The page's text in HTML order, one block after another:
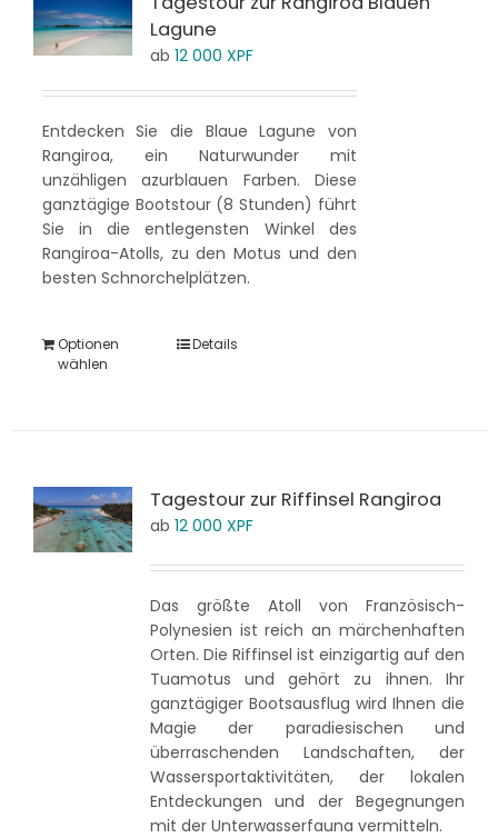
Lagune
ab 12 000 XPF
Entdecken Sie die Blaue Lagune von
Rangiroa, ein Naturwunder mit
unzähligen azurblauen Farben. Diese
ganztägige Bootstour (8 Stunden) führt
Sie in die entlegensten Winkel des
Rangiroa-Atolls, zu den Motus und den
besten Schnorchelplätzen.
Optionen
wählen
Details
Tagestour zur Riffinsel Rangiroa
ab 12 000 XPF
Das größte Atoll von Französisch-
Polynesien ist reich an märchenhaften
Orten. Die Riffinsel ist einzigartig auf den
Tuamotus und gehört zu ihnen. Ihr
ganztägiger Bootsausflug wird Ihnen die
Magie der paradiesischen und
überraschenden Landschaften, der
Wassersportaktivitäten, der lokalen
Entdeckungen und der Begegnungen
mit der Unterwasserfauna vermitteln.